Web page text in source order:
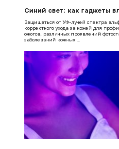
Синий свет: как гаджеты
Защищаться от УФ-лучей спектра
корректного ухода за кожей для
ожогов, различных проявлений
заболеваний кожных …